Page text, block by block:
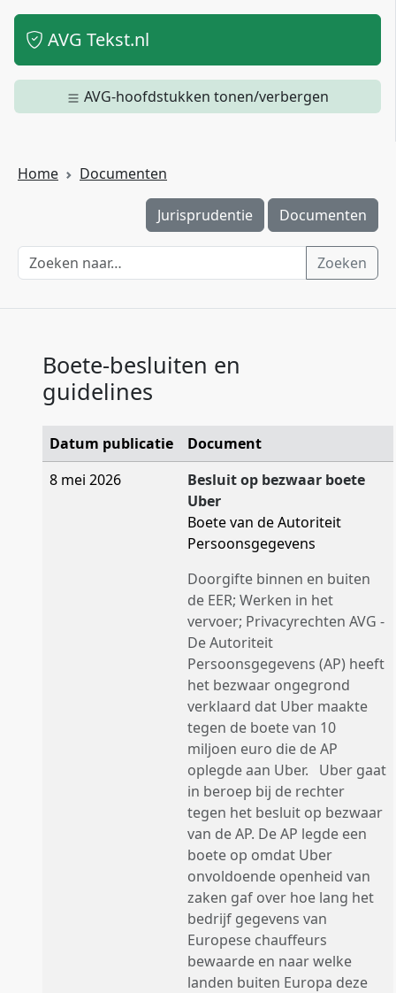
AVG Tekst.nl
AVG-hoofdstukken tonen/verbergen
Home Documenten
Jurisprudentie Documenten
Zoeken
Boete-besluiten en
guidelines
Datum publicatie
Document
8 mei 2026
Besluit op bezwaar boete
Uber
Boete van de Autoriteit
Persoonsgegevens
Doorgifte binnen en buiten
de EER; Werken in het
vervoer; Privacyrechten AVG -
De Autoriteit
Persoonsgegevens (AP) heeft
het bezwaar ongegrond
verklaard dat Uber maakte
tegen de boete van 10
miljoen euro die de AP
oplegde aan Uber. Uber gaat
in beroep bij de rechter
tegen het besluit op bezwaar
van de AP. De AP legde een
boete op omdat Uber
onvoldoende openheid van
zaken gaf over hoe lang het
bedrijf gegevens van
Europese chauffeurs
bewaarde en naar welke
landen buiten Europa deze